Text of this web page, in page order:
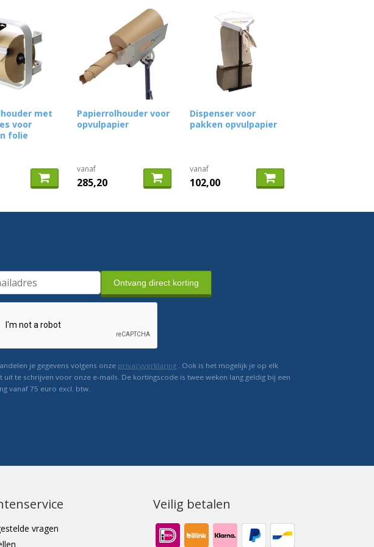
met
voor
folie
Papierrolhouder voor
opvulpapier
vanaf
285,20
Dispenser voor
pakken opvulpapier
vanaf
102,00
Ontvang direct korting
je gegevens volgens onze privacyverklaring . Ook is het mogelijk je op elk
uit te schrijven voor onze e-mails. De kortingscode is twee weken lang geldig bij een
vanaf 75 euro excl. btw.
vragen
Veilig betalen